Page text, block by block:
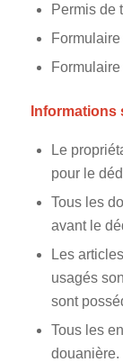
Permis de
Informations
Le
pour le
Tous les
avant le
Les
usagés
sont
Tous les
douanière.